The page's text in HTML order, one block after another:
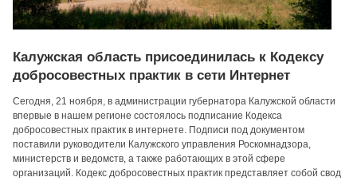
Калужская область присоединилась к Кодексу
добросовестных практик в сети Интернет
Сегодня, 21 ноября, в администрации губернатора Калужской области
впервые в нашем регионе состоялось подписание Кодекса
добросовестных практик в интернете. Подписи под документом
поставили руководители Калужского управления Роскомнадзора,
министерств и ведомств, а также работающих в этой сфере
организаций. Кодекс добросовестных практик представляет собой свод